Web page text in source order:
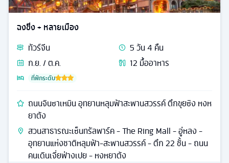
ฉงชิ่ง + หลายเมือง
ทัวร์จีน 5วัน4 คืน
ก.ย. / ต.ค.
12 มื้ออาหาร
ที่พักระดับ
ถนนจินซาเหมิน อุทยานหลุมฟ้าสะพานสวรรค์ ตึกขุยซิง หงห
ยาต้ง
สวนสาธารณะเซ็นทรัลพาร์ค - The Ring Mall - อู่หลง -
อุทยานแห่งชาติหลุมฟ้า-สะพานสวรรค์ - ตึก 22 ชั้น - ถนน
คนเดินเจี่ยฟ่างเปย - หงหยาต้ง